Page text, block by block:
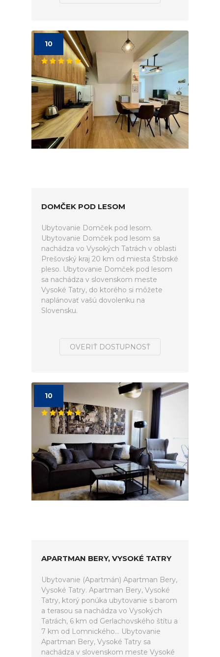
10
DOMČEK POD LESOM
Ubytovanie Domček pod lesom.
Ubytovanie Domček pod lesom sa
nachádza vo Vysokých Tatrách v oblasti
Prešovský kraj 20 km od miesta Štrbské
pleso. Ubytovanie Domček pod lesom
sa nachádza v slovenskom meste
Vysoké Tatry, do ktorého si môžete
naplánovať vašú dovolenku na
Slovensku.
OVERIŤ DOSTUPNOSŤ
10
APARTMAN BERY, VYSOKÉ TATRY
Ubytovanie (Apartmán) Apartman Bery,
Vysoké Tatry. Apartman Bery, Vysoké
Tatry, ktorý ponúka ubytovanie s barom
a terasou sa nachádza vo Vysokých
Tatrách, 6 km od Gerlachovského štítu a
7 km od Lomnického... Ubytovanie
Apartman Bery, Vysoké Tatry sa
nachádza v slovenskom meste Vysoké